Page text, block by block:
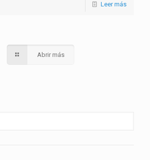
Leer más
Abrir más